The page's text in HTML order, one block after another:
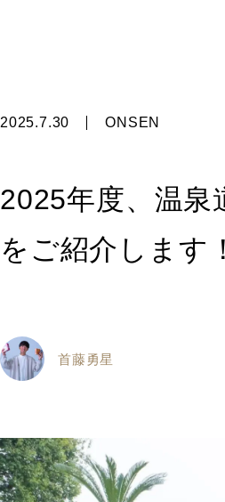
2025.7.30 ONSEN
2025年度、温泉
をご紹介します！
首藤勇星